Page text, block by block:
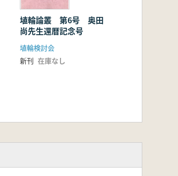
埴輪論叢 第6号 奥田
尚先生還暦記念号
埴輪検討会
新刊 在庫なし